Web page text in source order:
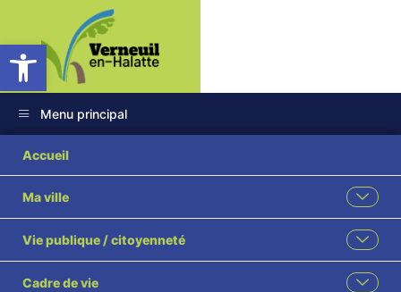
Ouvrir la barre d’outils
Menu principal
Accueil
Ma ville
Vie publique / citoyenneté
Cadre de vie
Accèsdirect